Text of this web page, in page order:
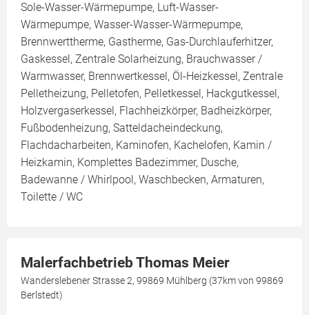
Sole-Wasser-Wärmepumpe, Luft-Wasser-
Wärmepumpe, Wasser-Wasser-Wärmepumpe,
Brennwerttherme, Gastherme, Gas-Durchlauferhitzer,
Gaskessel, Zentrale Solarheizung, Brauchwasser /
Warmwasser, Brennwertkessel, Öl-Heizkessel, Zentrale
Pelletheizung, Pelletofen, Pelletkessel, Hackgutkessel,
Holzvergaserkessel, Flachheizkörper, Badheizkörper,
Fußbodenheizung, Satteldacheindeckung,
Flachdacharbeiten, Kaminofen, Kachelofen, Kamin /
Heizkamin, Komplettes Badezimmer, Dusche,
Badewanne / Whirlpool, Waschbecken, Armaturen,
Toilette / WC
Malerfachbetrieb Thomas Meier
Wanderslebener Strasse 2, 99869 Mühlberg (37km von 99869
Berlstedt)